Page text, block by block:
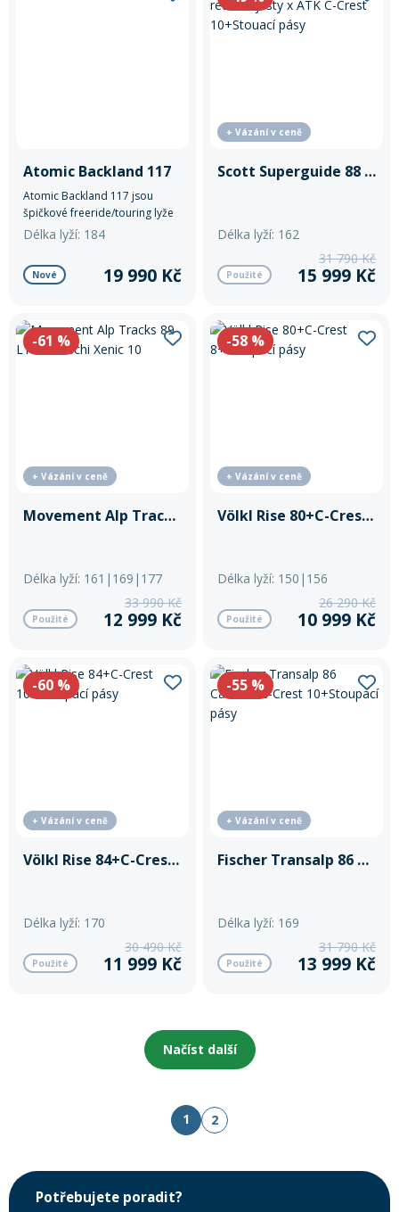
Atomic Backland 117
Atomic Backland 117 jsou
špičkové freeride/touring lyže
navržené pro jezdce, kteří
vyhledávají maximální výkon v
prašanu, ale zároveň potřebují
nízkou hmotnost pro výstupy.
Délka lyží: 184
Nové 19 990 Kč
+ Vázání v ceně
Scott Superguide 88 red+Majesty x ATK C-Crest 10+Stouací pásy
Délka lyží: 162
Použité
31 790 Kč
15 999 Kč
-61 %
+ Vázání v ceně
Movement Alp Tracks 89 LTD+Fritschi Xenic 10
Délka lyží: 161|169|177
Použité
33 990 Kč
12 999 Kč
-58 %
+ Vázání v ceně
Völkl Rise 80+C-Crest 8+Stoupací pásy
Délka lyží: 150|156
Použité
26 290 Kč
10 999 Kč
-60 %
+ Vázání v ceně
Völkl Rise 84+C-Crest 10+Stoupací pásy
Délka lyží: 170
Použité
30 490 Kč
11 999 Kč
-55 %
+ Vázání v ceně
Fischer Transalp 86 Carbon+C-Crest 10+Stoupací pásy
Délka lyží: 169
Použité
31 790 Kč
13 999 Kč
Načíst další
1 2
Potřebujete poradit?